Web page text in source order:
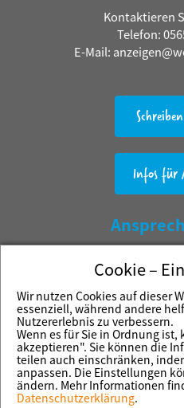
Kontaktieren
Telefon:
E-Mail:
Infos für
Martin
Werra Verlag
37269
Cookie-
Powered by
Cookie –
Wir nutzen Cookies auf dieser
essenziell, während andere
Nutzererlebnis zu verbessern.
Wenn es für Sie in Ordnung ist,
akzeptieren". Sie können die
teilen auch einschränken,
anpassen. Die Einstellungen
ändern. Mehr Informationen
Datenschutzerklärung.